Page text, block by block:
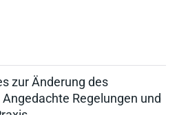
zur Änderung des
Regelungen und